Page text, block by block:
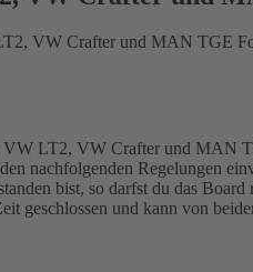
VW Crafter und MAN TGE
LT2, VW Crafter und MAN
nachfolgenden Regelungen
bist, so darfst du das
geschlossen und kann von